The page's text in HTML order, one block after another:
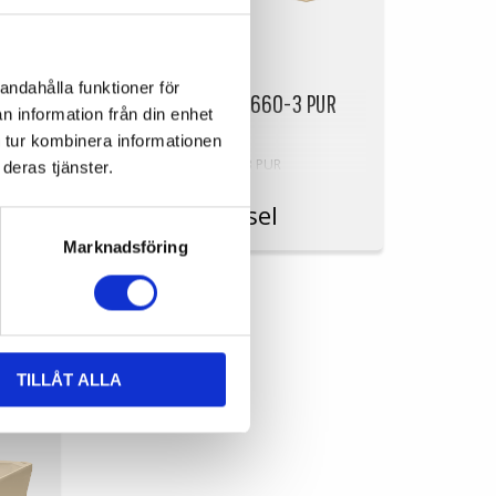
funktioner för
information från din enhet
kombinera informationen
tjänster.
Marknadsföring
TILLÅT ALLA
|
Lokk for Plastkar 660-3 PUR
Lokk IPFP 660-3-PUR
Lokk for Plastkar 660-3 PUR
På Forespørsel